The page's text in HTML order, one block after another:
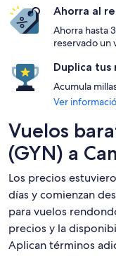
Ahorra al
Ahorra hasta
reservado un
Duplica tus
Acumula
Ver
Vuelos
(GYN) a
Los precios
días y comienzan
para vuelos
precios y la
Aplican términos